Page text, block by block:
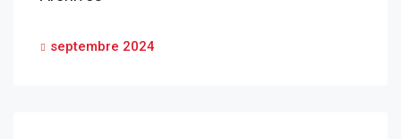
septembre 2024